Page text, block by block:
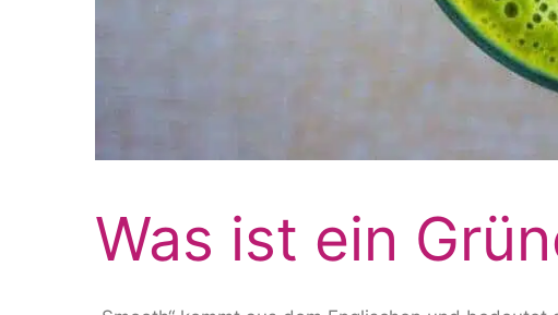
Was ist ein